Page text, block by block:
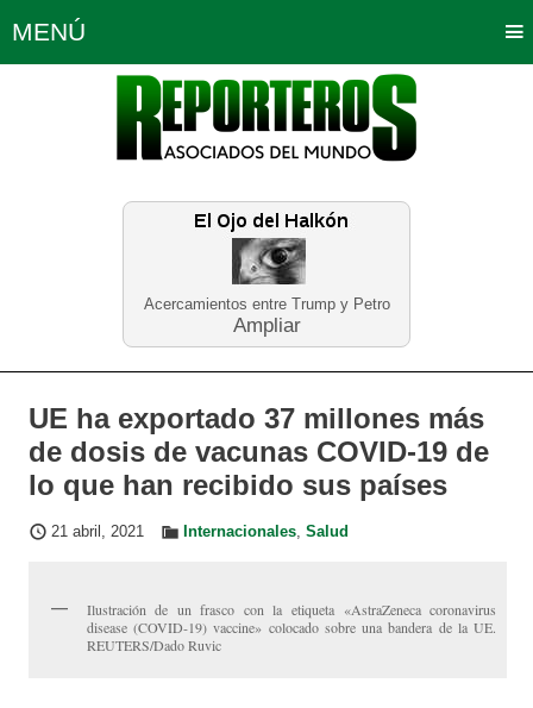
Acercamientos entre Trump y Petro
Ampliar
MENÚ
Política Opinión Bogotá
Planeta Tierra Deportes
Educación Neira
UE ha exportado 37 millones más
de dosis de vacunas COVID-19 de
lo que han recibido sus países
21 abril, 2021 Internacionales, Salud
Ilustración de un frasco con la etiqueta «AstraZeneca coronavirus
disease (COVID-19) vaccine» colocado sobre una bandera de la UE.
REUTERS/Dado Ruvic